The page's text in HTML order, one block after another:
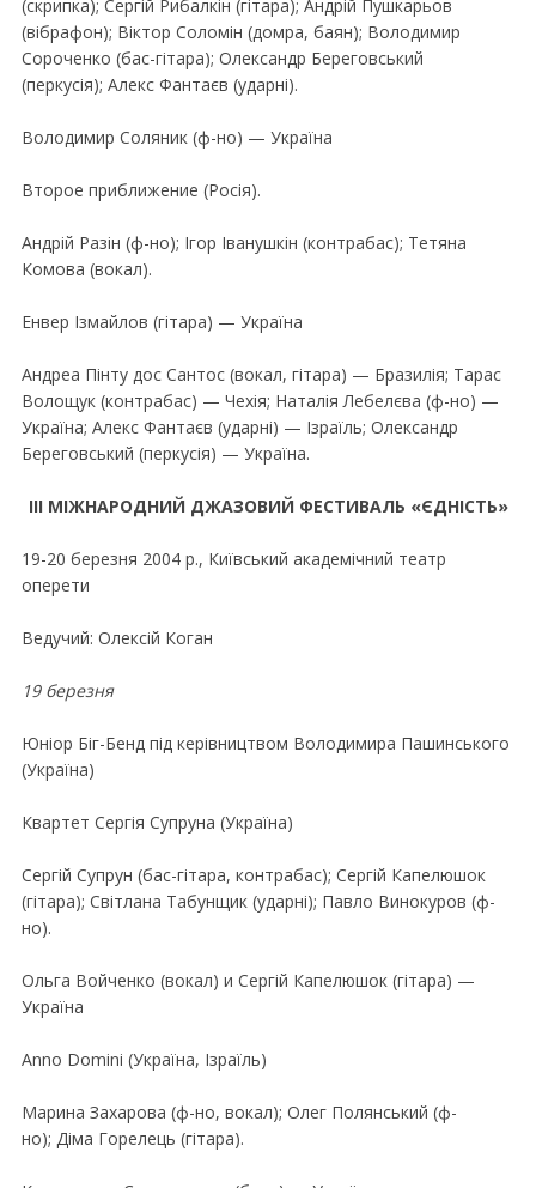
(скрипка); Сергiй Рибалкiн (гiтара); Андрiй Пушкарьов
(вiбрафон); Вiктор Соломiн (домра, баян); Володимир
Сороченко (бас-гiтара); Олександр Береговський
(перкусiя); Алекс Фантаєв (ударнi).
Володимир Соляник (ф-но) — Україна
Второе приближение (Росiя).
Андрiй Разiн (ф-но); Iгор Iванушкiн (контрабас); Тетяна
Комова (вокал).
Енвер Iзмайлов (гiтара) — Україна
Андреа Пiнту дос Сантос (вокал, гiтара) — Бразилiя; Тарас
Волощук (контрабас) — Чехiя; Наталiя Лебелєва (ф-но) —
Україна; Алекс Фантаєв (ударнi) — Iзраїль; Олександр
Береговський (перкусiя) — Україна.
III МIЖНАРОДНИЙ ДЖАЗОВИЙ ФЕСТИВАЛЬ «ЄДНIСТЬ»
19-20 березня 2004 р., Київський академiчний театр
оперети
Ведучий: Олексiй Коган
19 березня
Юнiор Бiг-Бенд пiд керiвництвом Володимира Пашинського
(Україна)
Квартет Сергiя Супруна (Україна)
Сергiй Супрун (бас-гiтара, контрабас); Сергiй Капелюшок
(гiтара); Свiтлана Табунщик (ударнi); Павло Винокуров (ф-
но).
Ольга Войченко (вокал) и Сергiй Капелюшок (гiтара) —
Україна
Anno Domini (Україна, Iзраїль)
Марина Захарова (ф-но, вокал); Олег Полянський (ф-
но); Дiма Горелець (гiтара).